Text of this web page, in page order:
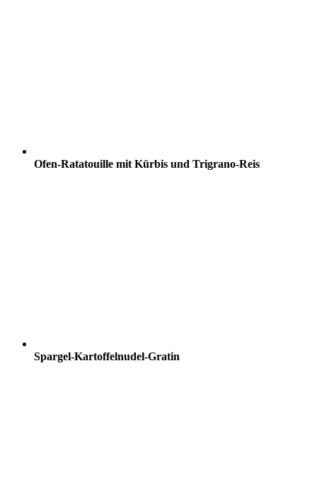
Ofen-Ratatouille mit Kürbis und Trigrano-Reis
Spargel-Kartoffelnudel-Gratin